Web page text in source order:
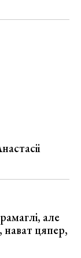
але
нават цяпер,